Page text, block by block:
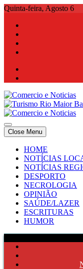
Skip
content
Quinta-feira, Agosto 6
Comercio e Noticias
Notícias e Publicidade
Comercio e Noticias
Notícias e Publicidade
Close Menu
HOME
NOTÍCIAS
NOTÍCIAS
DESPORTO
NECROLOGIA
OPINIÃO
SAÚDE/LAZER
ESCRITURAS
HUMOR